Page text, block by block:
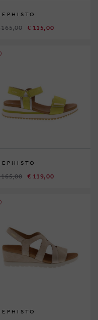
165,00 € 115,00
165,00 € 119,00